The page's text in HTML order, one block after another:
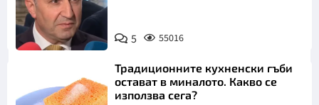
5 55016
Традиционните кухненски гъби
остават в миналото. Какво се
използва сега?